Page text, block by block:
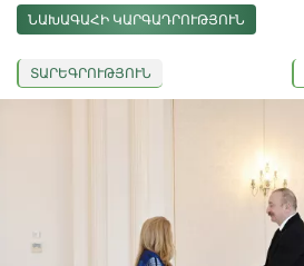
ՆԱԽԱԳԱՀԻ ԿԱՐԳԱԴՐՈՒԹՅՈՒՆ
ՏԱՐԵԳՐՈՒԹՅՈՒՆ